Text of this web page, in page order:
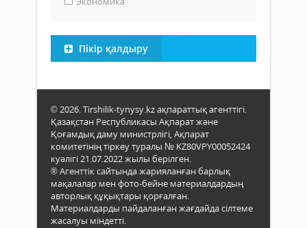
Пікір қалдыру
© 2026. Tirshilik-tynysy.kz ақпараттық агенттігі.
Қазақстан Республикасы Ақпарат және
Қоғамдық даму министрлігі, Ақпарат
комитетінің тіркеу туралы № KZ80VPY00052424
куәлігі 21.07.2022 жылы берілген.
® Агенттік сайтында жарияланған барлық
мақалалар мен фото-бейне материалдардың
авторлық құқықтары қорғалған.
Материалдарды пайдаланған жағдайда сілтеме
жасалуы міндетті.